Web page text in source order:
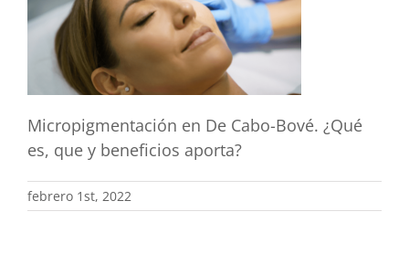
Micropigmentación en De Cabo-Bové. ¿Qué
es, que y beneficios aporta?
febrero 1st, 2022